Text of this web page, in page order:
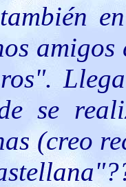
se
(creo